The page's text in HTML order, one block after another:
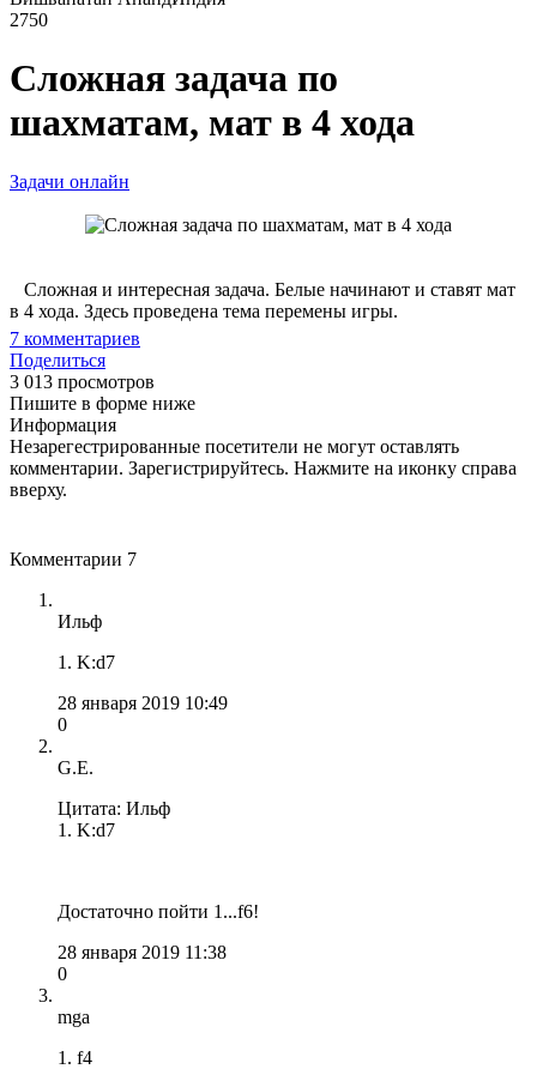
2750
Сложная задача по
шахматам, мат в 4 хода
Задачи онлайн
Сложная и интересная задача. Белые начинают и ставят мат
в 4 хода. Здесь проведена тема перемены игры.
7 комментариев
Поделиться
3 013 просмотров
Пишите в форме ниже
Информация
Незарегестрированные посетители не могут оставлять
комментарии. Зарегистрируйтесь. Нажмите на иконку справа
вверху.
Комментарии 7
Ильф
1. K:d7
28 января 2019 10:49
0
G.E.
Цитата: Ильф
1. K:d7
Достаточно пойти 1...f6!
28 января 2019 11:38
0
mga
1. f4